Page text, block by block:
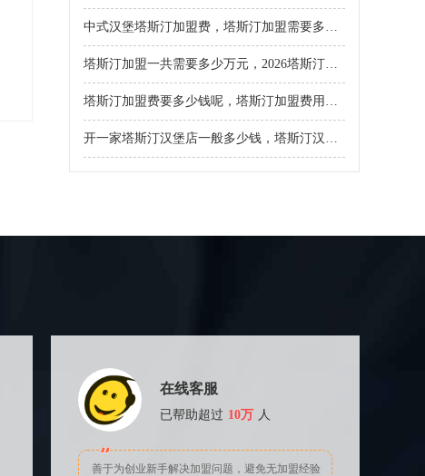
中式汉堡塔斯汀加盟费，塔斯汀加盟需要多少费用
塔斯汀加盟一共需要多少万元，2026塔斯汀加盟费及加盟条件
塔斯汀加盟费要多少钱呢，塔斯汀加盟费用明细表
开一家塔斯汀汉堡店一般多少钱，塔斯汀汉堡加盟要求具体是什么
在线客服
已帮助超过 10万 人
善于为创业新手解决加盟问题，避免无加盟经验